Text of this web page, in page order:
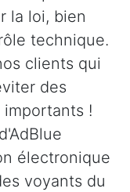
la loi, bien
technique.
clients qui
des
!
électronique
voyants du